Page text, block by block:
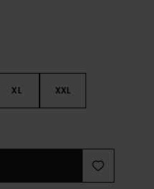
XL XXL